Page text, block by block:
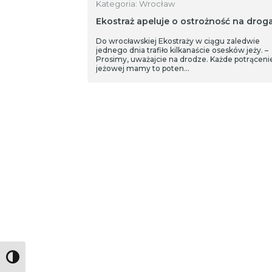
Toggle High Contrast
Kategoria: Wrocław
Ekostraż apeluje o ostrożność na
Do wrocławskiej Ekostraży w ciągu zaledwie
jednego dnia trafiło kilkanaście osesków jeży. –
Prosimy, uważajcie na drodze. Każde
jeżowej mamy to poten…